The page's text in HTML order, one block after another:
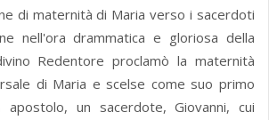
di maternità di Maria verso i sacerdoti
nell'ora drammatica e gloriosa della
Redentore proclamò la maternità
di Maria e scelse come suo primo
un sacerdote, Giovanni, cui